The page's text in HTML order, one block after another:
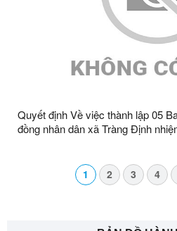
Quyết định Về việc thành lập 05
đồng nhân dân xã Tràng Định
1 2 3 4